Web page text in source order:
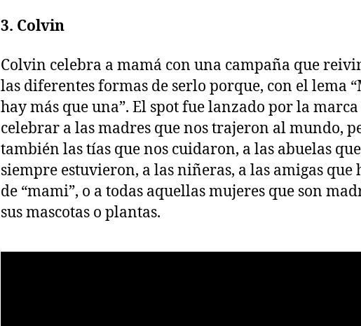
3. Colvin
Colvin celebra a mamá con una campaña que
las diferentes formas de serlo porque, con el lema
hay más que una”. El spot fue lanzado por la
celebrar a las madres que nos trajeron al mundo,
también las tías que nos cuidaron, a las abuelas que
siempre estuvieron, a las niñeras, a las amigas que
de “mami”, o a todas aquellas mujeres que son
sus mascotas o plantas.